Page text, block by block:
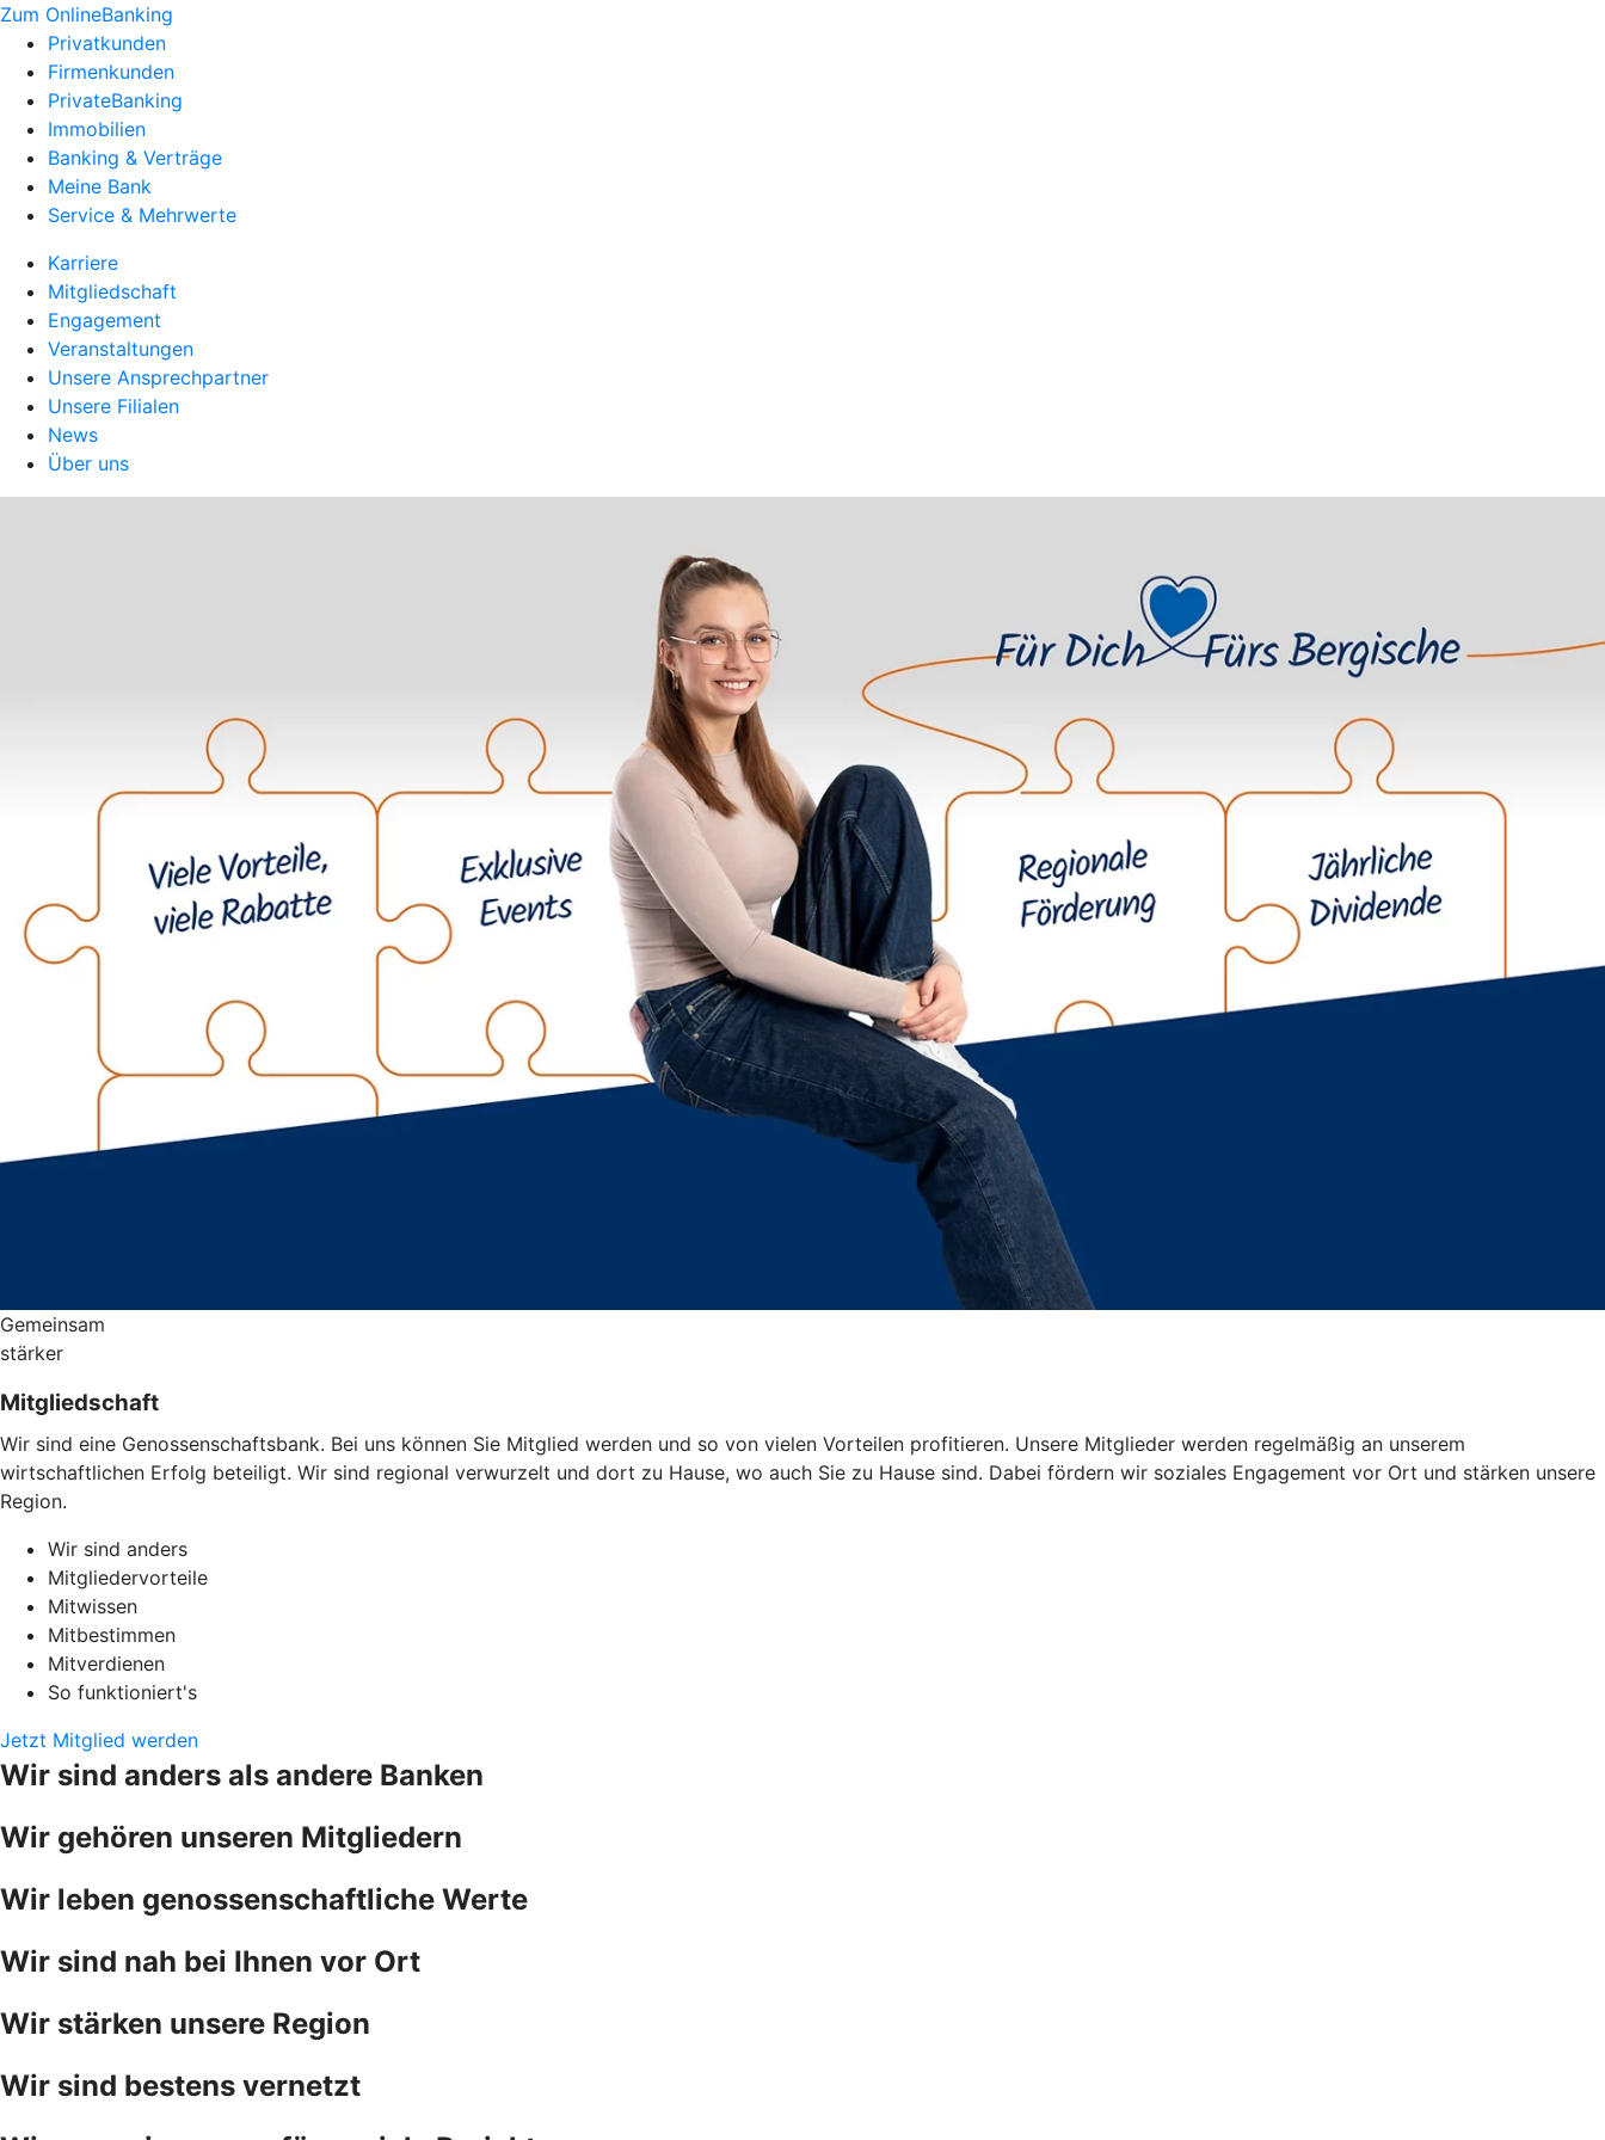
Zum OnlineBanking
Privatkunden
Firmenkunden
PrivateBanking
Immobilien
Banking & Verträge
Meine Bank
Service & Mehrwerte
Karriere
Mitgliedschaft
Engagement
Veranstaltungen
Unsere Ansprechpartner
Unsere Filialen
News
Über uns
Gemeinsam
stärker
Mitgliedschaft
Wir sind eine Genossenschaftsbank. Bei uns können Sie Mitglied werden und so von vielen Vorteilen profitieren. Unsere Mitglieder werden regelmäßig an unserem
wirtschaftlichen Erfolg beteiligt. Wir sind regional verwurzelt und dort zu Hause, wo auch Sie zu Hause sind. Dabei fördern wir soziales Engagement vor Ort und stärken unsere
Region.
Wir sind anders
Mitgliedervorteile
Mitwissen
Mitbestimmen
Mitverdienen
So funktioniert's
Jetzt Mitglied werden
Wir sind anders als andere Banken
Wir gehören unseren Mitgliedern
Wir leben genossenschaftliche Werte
Wir sind nah bei Ihnen vor Ort
Wir stärken unsere Region
Wir sind bestens vernetzt